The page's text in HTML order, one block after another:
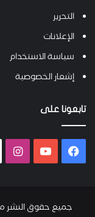
التحرير
الإعلانات
سياسة الاستخدام
إشعار الخصوصية
تابعونا على
فيسبوك يوتيوب